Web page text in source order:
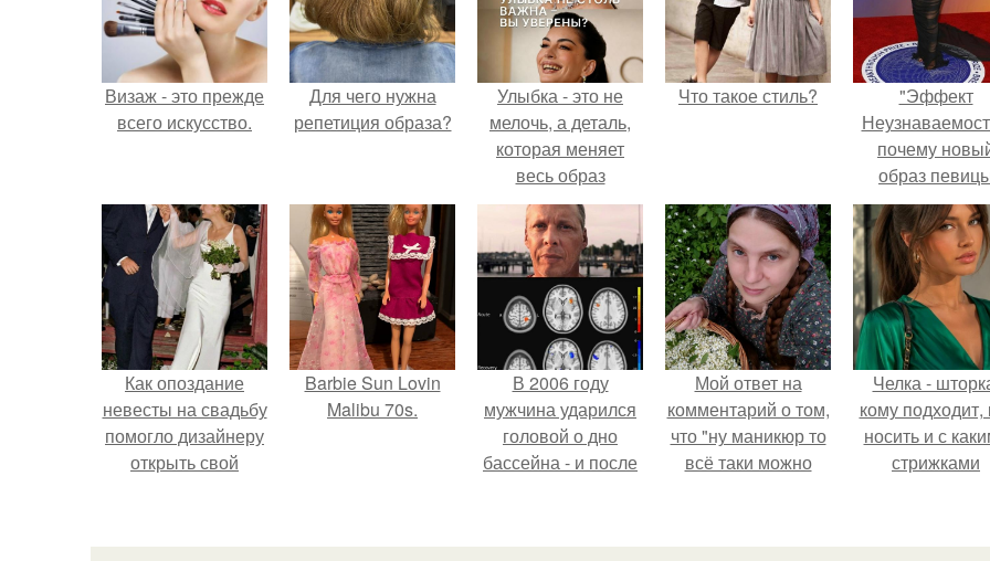
Визаж - это прежде
всего искусство.
Для чего нужна
репетиция образа?
Улыбка - это не
мелочь, а деталь,
которая меняет
весь образ
человека.
Что такое стиль?
"Эффект
почему
образ
вызвал
гранях
возможного?
Как опоздание
невесты на свадьбу
помогло дизайнеру
открыть свой
Barbie Sun Lovin
Malibu 70s.
В 2006 году
мужчина ударился
головой о дно
бассейна - и после
странным образом.
Мой ответ на
комментарий о том,
что "ну маникюр то
всё таки можно
Челка -
кому подходит,
носить и с
стрижками